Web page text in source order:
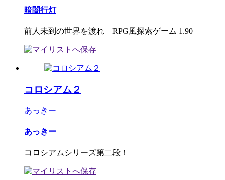
暗闇行灯
前人未到の世界を渡れ RPG風探索ゲーム 1.90
コロシアム２
あっきー
あっきー
コロシアムシリーズ第二段！